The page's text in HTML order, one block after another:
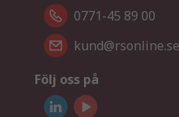
0771-45 89 00
kund@rsonline.se
Följ oss på